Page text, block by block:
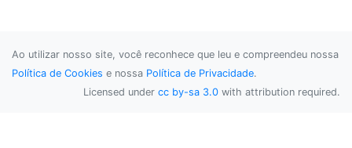
Ao utilizar nosso site, você reconhece que leu e compreendeu nossa
Política de Cookies e nossa Política de Privacidade.
Licensed under cc by-sa 3.0 with attribution required.